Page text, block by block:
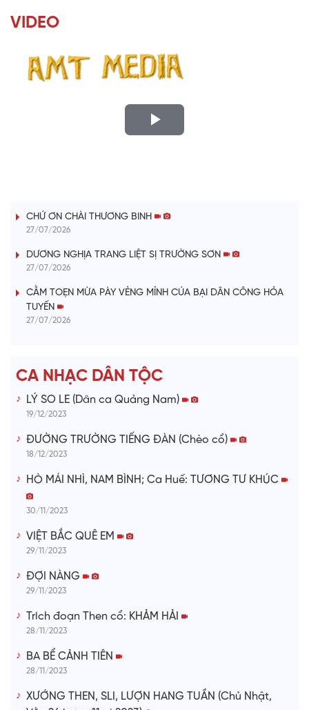
VIDEO
P
V
i
o
CHỨ ƠN CHÀI THƯƠNG BINH
27/07/2026
DƯƠNG NGHỊA TRANG LIỆT SỊ TRƯỜNG SƠN
27/07/2026
CẰM TOẸN MỪA PÀY VẺNG MỈNH CÚA BẠI DÂN CÔNG HỎA
TUYẾN
27/07/2026
CA NHẠC DÂN TỘC
LÝ SO LE (Dân ca Quảng Nam)
19/12/2023
ĐƯỜNG TRƯỜNG TIẾNG ĐÀN (Chèo cổ)
18/12/2023
HÒ MÁI NHÌ, NAM BÌNH; Ca Huế: TƯƠNG TƯ KHÚC
30/11/2023
VIỆT BẮC QUÊ EM
29/11/2023
ĐỢI NÀNG
29/11/2023
Trích đoạn Then cổ: KHẢM HẢI
28/11/2023
BA BỂ CẢNH TIÊN
28/11/2023
XƯỚNG THEN, SLI, LƯỢN HANG TUẦN (Chủ Nhật,